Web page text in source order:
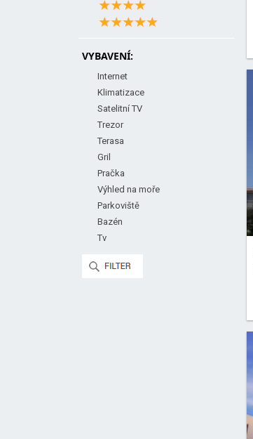
VYBAVENÍ:
Internet
Klimatizace
Satelitní TV
Trezor
Terasa
Gril
Pračka
Výhled na moře
Parkoviště
Bazén
Tv